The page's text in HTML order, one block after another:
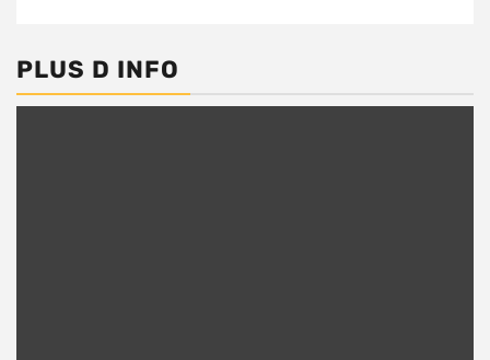
PLUS D INFO